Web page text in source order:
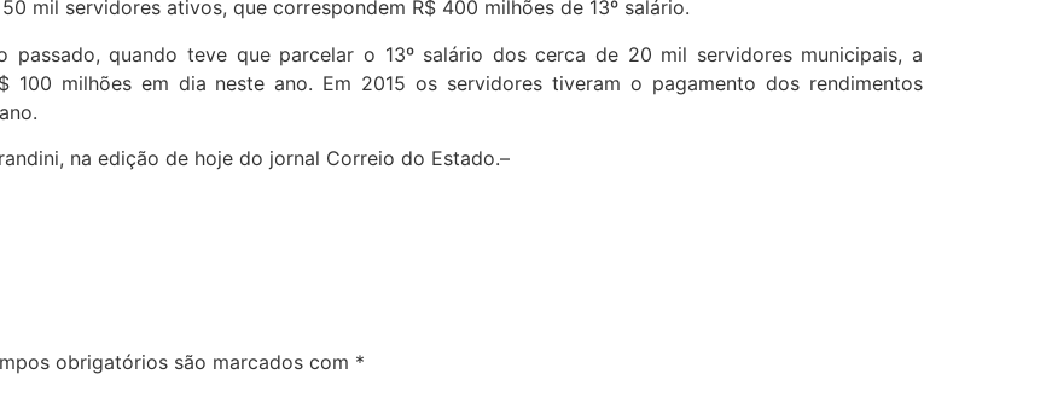
mil servidores ativos, que correspondem R$ 400 milhões de 13º salário.
passado, quando teve que parcelar o 13º salário dos cerca de 20 mil servidores municipais, a
100 milhões em dia neste ano. Em 2015 os servidores tiveram o pagamento dos rendimentos
na edição de hoje do jornal Correio do Estado.–
obrigatórios são marcados com *